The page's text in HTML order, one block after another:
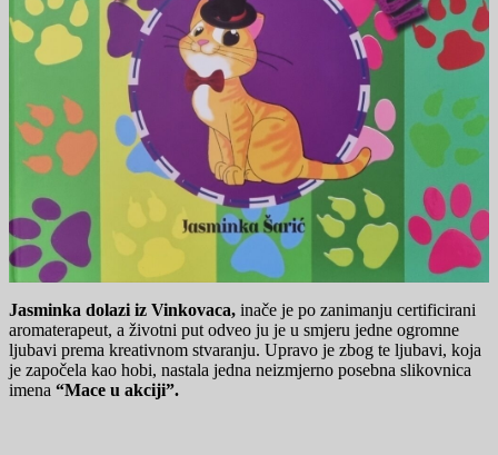
Jasminka dolazi iz Vinkovaca, inače je po zanimanju certificirani
aromaterapeut, a životni put odveo ju je u smjeru jedne ogromne
ljubavi prema kreativnom stvaranju. Upravo je zbog te ljubavi, koja
je započela kao hobi, nastala jedna neizmjerno posebna slikovnica
imena “Mace u akciji”.